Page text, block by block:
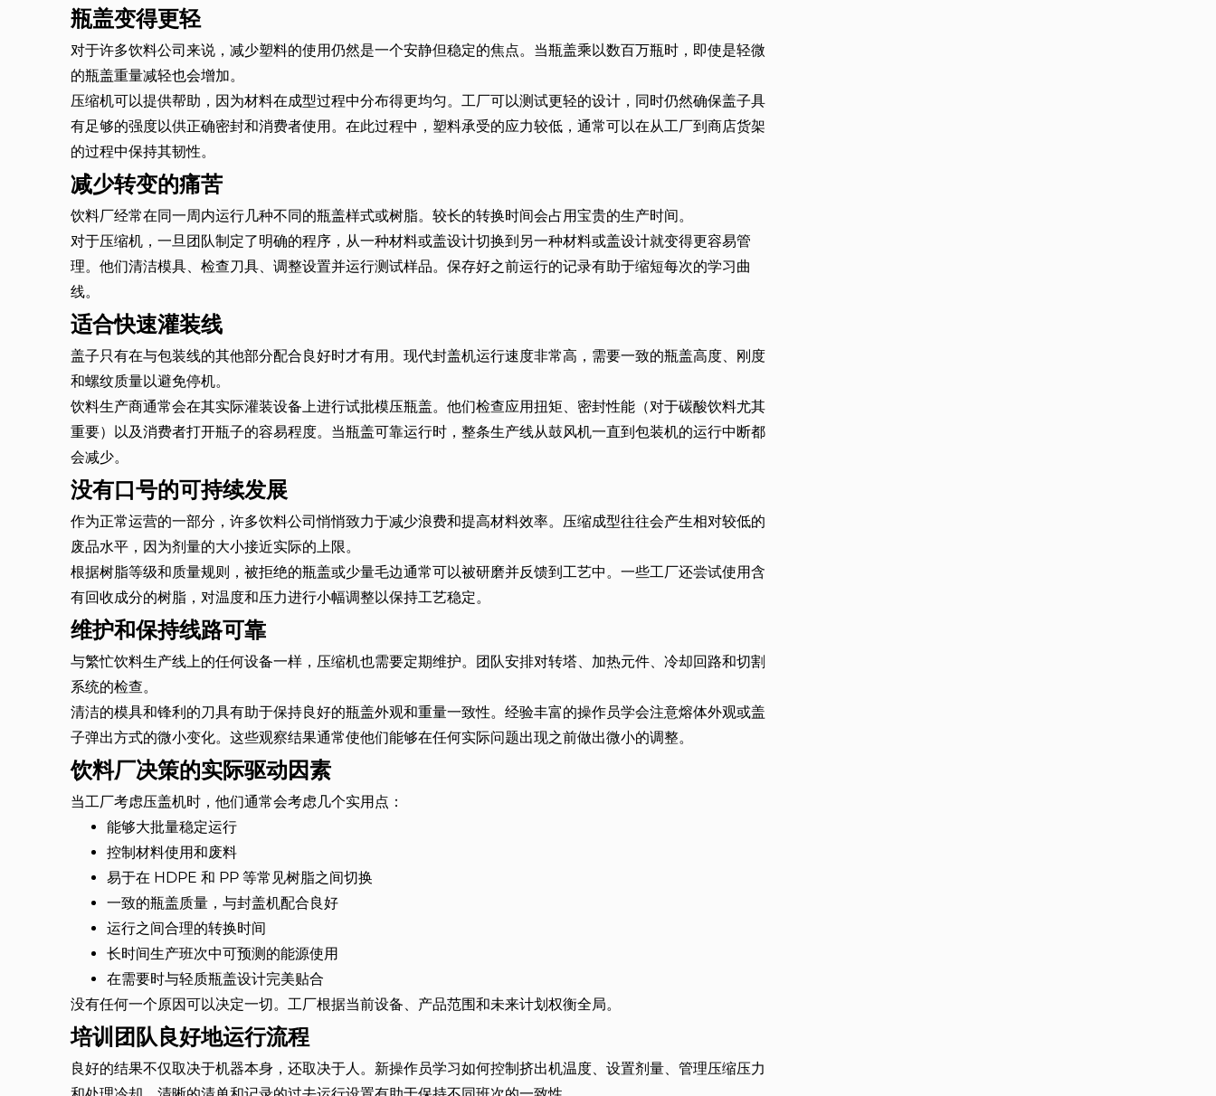
瓶盖变得更轻
对于许多饮料公司来说，减少塑料的使用仍然是一个安静但稳定的焦点。当瓶盖乘以数百万瓶时，即使是轻微
的瓶盖重量减轻也会增加。
压缩机可以提供帮助，因为材料在成型过程中分布得更均匀。工厂可以测试更轻的设计，同时仍然确保盖子具
有足够的强度以供正确密封和消费者使用。在此过程中，塑料承受的应力较低，通常可以在从工厂到商店货架
的过程中保持其韧性。
减少转变的痛苦
饮料厂经常在同一周内运行几种不同的瓶盖样式或树脂。较长的转换时间会占用宝贵的生产时间。
对于压缩机，一旦团队制定了明确的程序，从一种材料或盖设计切换到另一种材料或盖设计就变得更容易管
理。他们清洁模具、检查刀具、调整设置并运行测试样品。保存好之前运行的记录有助于缩短每次的学习曲
线。
适合快速灌装线
盖子只有在与包装线的其他部分配合良好时才有用。现代封盖机运行速度非常高，需要一致的瓶盖高度、刚度
和螺纹质量以避免停机。
饮料生产商通常会在其实际灌装设备上进行试批模压瓶盖。他们检查应用扭矩、密封性能（对于碳酸饮料尤其
重要）以及消费者打开瓶子的容易程度。当瓶盖可靠运行时，整条生产线从鼓风机一直到包装机的运行中断都
会减少。
没有口号的可持续发展
作为正常运营的一部分，许多饮料公司悄悄致力于减少浪费和提高材料效率。压缩成型往往会产生相对较低的
废品水平，因为剂量的大小接近实际的上限。
根据树脂等级和质量规则，被拒绝的瓶盖或少量毛边通常可以被研磨并反馈到工艺中。一些工厂还尝试使用含
有回收成分的树脂，对温度和压力进行小幅调整以保持工艺稳定。
维护和保持线路可靠
与繁忙饮料生产线上的任何设备一样，压缩机也需要定期维护。团队安排对转塔、加热元件、冷却回路和切割
系统的检查。
清洁的模具和锋利的刀具有助于保持良好的瓶盖外观和重量一致性。经验丰富的操作员学会注意熔体外观或盖
子弹出方式的微小变化。这些观察结果通常使他们能够在任何实际问题出现之前做出微小的调整。
饮料厂决策的实际驱动因素
当工厂考虑压盖机时，他们通常会考虑几个实用点：
能够大批量稳定运行
控制材料使用和废料
易于在 HDPE 和 PP 等常见树脂之间切换
一致的瓶盖质量，与封盖机配合良好
运行之间合理的转换时间
长时间生产班次中可预测的能源使用
在需要时与轻质瓶盖设计完美贴合
没有任何一个原因可以决定一切。工厂根据当前设备、产品范围和未来计划权衡全局。
培训团队良好地运行流程
良好的结果不仅取决于机器本身，还取决于人。新操作员学习如何控制挤出机温度、设置剂量、管理压缩压力